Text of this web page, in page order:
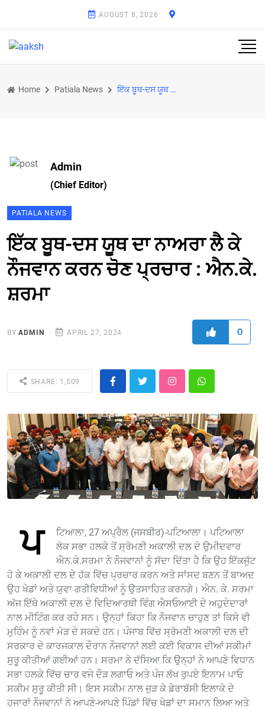
AUGUST 8, 2026
Home Patiala News ਇੱਕ ਬੂਥ-ਦਸ ਯੂਥ ਦਾ ਨਾਅਰਾ ਲੈ ਕੇ ਨੌਜਵਾਨ ਕਰਨ ਚੋਣ ਪ੍ਰਚਾਰ : ਐਨ.ਕੇ. ਸ਼ਰਮਾ
Admin
(Chief Editor)
PATIALA NEWS
ਇੱਕ ਬੂਥ-ਦਸ ਯੂਥ ਦਾ ਨਾਅਰਾ ਲੈ ਕੇ
ਨੌਜਵਾਨ ਕਰਨ ਚੋਣ ਪ੍ਰਚਾਰ : ਐਨ.ਕੇ.
ਸ਼ਰਮਾ
BYADMIN APRIL 27, 2024 0
SHARE: 1,509
ਪ
ਟਿਆਲਾ, 27 ਅਪ੍ਰੈਲ (ਜਸਬੀਰ)-ਪਟਿਆਲਾ। ਪਟਿਆਲਾ
ਲੋਕ ਸਭਾ ਹਲਕੇ ਤੋਂ ਸ੍ਰੋਮਣੀ ਅਕਾਲੀ ਦਲ ਦੇ ਉਮੀਦਵਾਰ
ਐਨ.ਕੇ.ਸਰਮਾ ਨੇ ਨੌਜਵਾਨਾਂ ਨੂੰ ਸੱਦਾ ਦਿੱਤਾ ਹੈ ਕਿ ਉਹ ਇੱਕਜੁੱਟ
ਹੋ ਕੇ ਅਕਾਲੀ ਦਲ ਦੇ ਹੱਕ ਵਿੱਚ ਪ੍ਰਚਾਰ ਕਰਨ ਅਤੇ ਸਾਂਸਦ ਬਣਨ ਤੋਂ ਬਾਅਦ
ਉਹ ਖੇਡਾਂ ਅਤੇ ਯੁਵਾ ਗਤੀਵਿਧੀਆਂ ਨੂੰ ਉਤਸਾਹਿਤ ਕਰਨਗੇ। ਐਨ. ਕੇ. ਸਰਮਾ
ਅੱਜ ਇੱਥੇ ਅਕਾਲੀ ਦਲ ਦੇ ਵਿਦਿਆਰਥੀ ਵਿੰਗ ਐਸਓਆਈ ਦੇ ਅਹੁਦੇਦਾਰਾਂ
ਨਾਲ ਮੀਟਿੰਗ ਕਰ ਰਹੇ ਸਨ। ਉਨ੍ਹਾਂ ਕਿਹਾ ਕਿ ਨੌਜਵਾਨ ਚਾਹੁਣ ਤਾਂ ਕਿਸੇ ਵੀ
ਮੁਹਿੰਮ ਨੂੰ ਨਵਾਂ ਮੋੜ ਦੇ ਸਕਦੇ ਹਨ। ਪੰਜਾਬ ਵਿੱਚ ਸ੍ਰੋਮਣੀ ਅਕਾਲੀ ਦਲ ਦੀ
ਸਰਕਾਰ ਦੇ ਕਾਰਜਕਾਲ ਦੌਰਾਨ ਨੌਜਵਾਨਾਂ ਲਈ ਕਈ ਵਿਕਾਸ ਦੀਆਂ ਸਕੀਮਾਂ
ਸੁਰੂ ਕੀਤੀਆਂ ਗਈਆਂ ਹਨ। ਸਰਮਾ ਨੇ ਦੱਸਿਆ ਕਿ ਉਨ੍ਹਾਂ ਨੇ ਆਪਣੇ ਵਿਧਾਨ
ਸਭਾ ਹਲਕੇ ਵਿੱਚ ਚਾਰ ਵਜੇ ਦੌੜ ਲਗਾਓ ਅਤੇ ਪੰਜ ਲੱਖ ਰੁਪਏ ਇਨਾਮ ਪਾਓ
ਸਕੀਮ ਸੁਰੂ ਕੀਤੀ ਸੀ। ਇਸ ਸਕੀਮ ਨਾਲ ਜੁੜ ਕੇ ਡੇਰਾਬੱਸੀ ਇਲਾਕੇ ਦੇ
ਹਜਾਰਾਂ ਨੌਜਵਾਨਾਂ ਨੇ ਆਪਣੇ-ਆਪਣੇ ਪਿੰਡਾਂ ਵਿੱਚ ਖੇਡਾਂ ਦਾ ਸਮਾਨ ਲਿਆ ਅਤੇ